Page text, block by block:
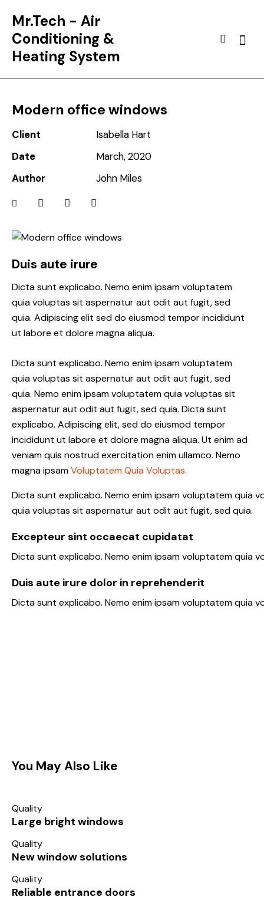
Mr.Tech - Air
Conditioning &
Heating System
Modern office windows
Client
Isabella Hart
Date
March, 2020
Author
John Miles
Duis aute irure
Dicta sunt explicabo. Nemo enim ipsam voluptatem
quia voluptas sit aspernatur aut odit aut fugit, sed
quia. Adipiscing elit sed do eiusmod tempor incididunt
ut labore et dolore magna aliqua.
Dicta sunt explicabo. Nemo enim ipsam voluptatem
quia voluptas sit aspernatur aut odit aut fugit, sed
quia. Nemo enim ipsam voluptatem quia voluptas sit
aspernatur aut odit aut fugit, sed quia. Dicta sunt
explicabo. Adipiscing elit, sed do eiusmod tempor
incididunt ut labore et dolore magna aliqua. Ut enim ad
veniam quis nostrud exercitation enim ullamco. Nemo
magna ipsamVoluptatem Quia Voluptas.
Dicta sunt explicabo. Nemo enim ipsam voluptatem quia
quia voluptas sit aspernatur aut odit aut fugit, sed quia.
Excepteur sint occaecat cupidatat
Dicta sunt explicabo. Nemo enim ipsam voluptatem quia
Duis aute irure dolor in reprehenderit
Dicta sunt explicabo. Nemo enim ipsam voluptatem
You May Also Like
Quality
Large bright windows
Quality
New window solutions
Quality
Reliable entrance doors